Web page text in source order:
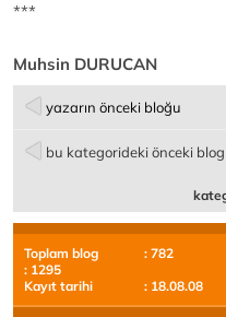
***
Muhsin DURUCAN
yazarın önceki bloğu
bu kategorideki önceki blog
Toplam blog
: 782
: 1295
Kayıt tarihi
: 18.08.08